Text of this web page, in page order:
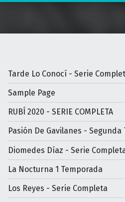
Tarde Lo Conocí - Serie
Sample Page
RUBÍ 2020 - SERIE COMPLETA
Pasión De Gavilanes - Segunda
Diomedes Díaz - Serie
La Nocturna 1 Temporada
Los Reyes - Serie Completa